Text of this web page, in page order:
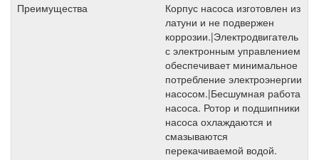
Преимущества
Корпус насоса изготовлен из
латуни и не подвержен
коррозии.|Электродвигатель
с электронным управлением
обеспечивает минимальное
потребление электроэнергии
насосом.|Бесшумная работа
насоса. Ротор и подшипники
насоса охлаждаются и
смазываются
перекачиваемой водой.